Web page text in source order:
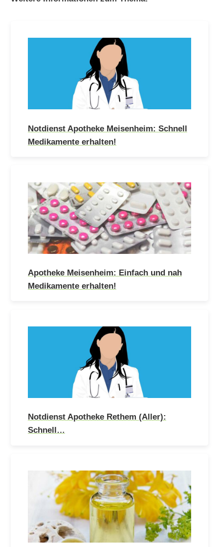
Notdienst Apotheke Meisenheim: Schnell
Medikamente erhalten!
Apotheke Meisenheim: Einfach und nah
Medikamente erhalten!
Notdienst Apotheke Rethem (Aller):
Schnell…